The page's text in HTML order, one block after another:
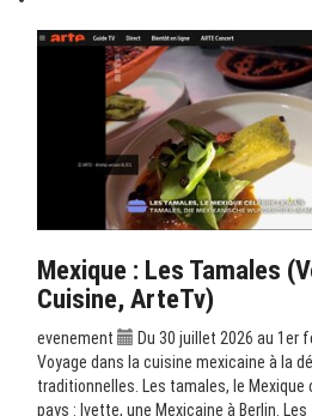
Mexique : Les Tamales
Cuisine, ArteTv)
evenement
Du 30 juillet 2026 au 1er
Voyage dans la cuisine mexicaine à la
traditionnelles. Les tamales, le Mexique
pays : Ivette, une Mexicaine à Berlin.